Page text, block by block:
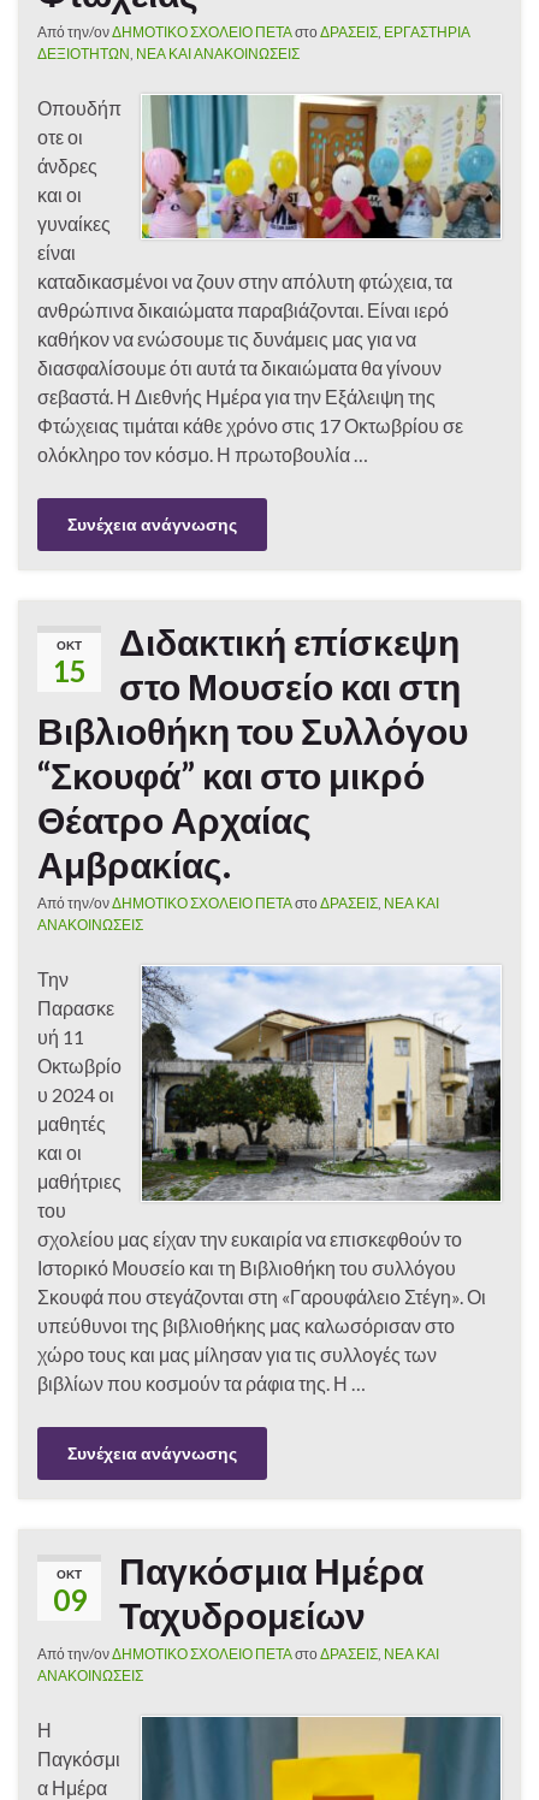
Από την/ονΔΗΜΟΤΙΚΟ ΣΧΟΛΕΙΟ ΠΕΤΑστο ΔΡΑΣΕΙΣ ΕΡΓΑΣΤΗΡΙΑ
ΔΕΞΙΟΤΗΤΩΝ ΝΕΑ ΚΑΙ ΑΝΑΚΟΙΝΩΣΕΙΣ
Οπουδήπ
οτε οι
άνδρες
και οι
γυναίκες
είναι
καταδικασμένοι να ζουν στην απόλυτη φτώχεια, τα
ανθρώπινα δικαιώματα παραβιάζονται. Είναι ιερό
καθήκον να ενώσουμε τις δυνάμεις μας για να
διασφαλίσουμε ότι αυτά τα δικαιώματα θα γίνουν
σεβαστά. Η Διεθνής Ημέρα για την Εξάλειψη της
Φτώχειας τιμάται κάθε χρόνο στις 17 Οκτωβρίου σε
ολόκληρο τον κόσμο. Η πρωτοβουλία …
Συνέχεια ανάγνωσης
ΟΚΤ
15
Διδακτική επίσκεψη
στο Μουσείο και στη
Βιβλιοθήκη του Συλλόγου
“Σκουφά” και στο μικρό
Θέατρο Αρχαίας
Αμβρακίας.
Από την/ονΔΗΜΟΤΙΚΟ ΣΧΟΛΕΙΟ ΠΕΤΑστο ΔΡΑΣΕΙΣ ΝΕΑ ΚΑΙ
ΑΝΑΚΟΙΝΩΣΕΙΣ
Την
Παρασκε
υή 11
Οκτωβρίο
υ 2024 οι
μαθητές
και οι
μαθήτριες
του
σχολείου μας είχαν την ευκαιρία να επισκεφθούν το
Ιστορικό Μουσείο και τη Βιβλιοθήκη του συλλόγου
Σκουφά που στεγάζονται στη «Γαρουφάλειο Στέγη». Οι
υπεύθυνοι της βιβλιοθήκης μας καλωσόρισαν στο
χώρο τους και μας μίλησαν για τις συλλογές των
βιβλίων που κοσμούν τα ράφια της. Η …
Συνέχεια ανάγνωσης
ΟΚΤ
09
Παγκόσμια Ημέρα
Ταχυδρομείων
Από την/ονΔΗΜΟΤΙΚΟ ΣΧΟΛΕΙΟ ΠΕΤΑστο ΔΡΑΣΕΙΣ ΝΕΑ ΚΑΙ
ΑΝΑΚΟΙΝΩΣΕΙΣ
Η
Παγκόσμι
α Ημέρα